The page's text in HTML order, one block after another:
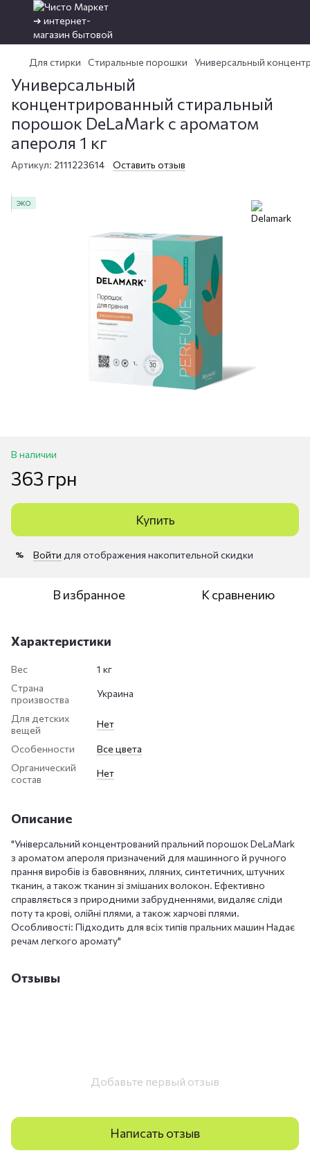
Для стирки Стиральные порошки Универсальный
Универсальный
концентрированный стиральный
порошок DeLaMark с ароматом
апероля 1 кг
Артикул: 2111223614 Оставить отзыв
ЭКО
В наличии
363 грн
Купить
% Войти для отображения накопительной скидки
В избранное К сравнению
Характеристики
Вес
1 кг
Страна
произвоства
Украина
Для детских
вещей
Нет
Особенности
Все цвета
Органический
состав
Нет
Описание
"Універсальний концентрований пральний порошок DeLaMark
з ароматом апероля призначений для машинного й ручного
прання виробів із бавовняних, лляних, синтетичних, штучних
тканин, а також тканин зі змішаних волокон. Ефективно
справляється з природними забрудненнями, видаляє сліди
поту та крові, олійні плями, а також харчові плями.
Особливості: Підходить для всіх типів пральних машин Надає
речам легкого аромату"
Отзывы
Добавьте первый отзыв
Написать отзыв